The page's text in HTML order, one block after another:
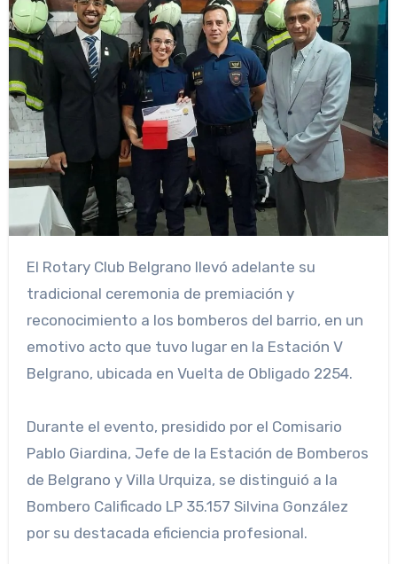
El Rotary Club Belgrano llevó adelante su
tradicional ceremonia de premiación y
reconocimiento a los bomberos del barrio, en un
emotivo acto que tuvo lugar en la Estación V
Belgrano, ubicada en Vuelta de Obligado 2254.
Durante el evento, presidido por el Comisario
Pablo Giardina, Jefe de la Estación de Bomberos
de Belgrano y Villa Urquiza, se distinguió a la
Bombero Calificado LP 35.157 Silvina González
por su destacada eficiencia profesional.